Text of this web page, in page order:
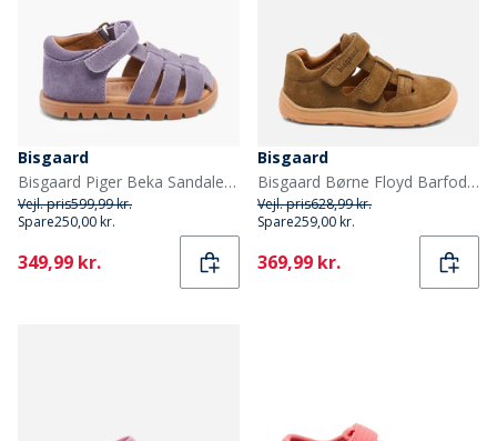
Bisgaard
Bisgaard Piger Beka Sandaler Violet
Vejl. pris599,99 kr.
Spare250,00 kr.
Current
349,99 kr.
Bisgaard
Bisgaard Børne Floyd Barfodssandaler Earth
Vejl. pris628,99 kr.
Spare259,00 kr.
Current
369,99 kr.